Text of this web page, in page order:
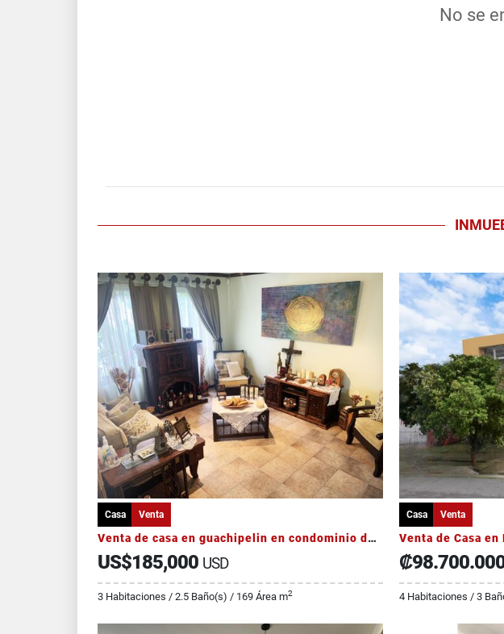
No se
Casa Venta
Venta de casa en guachipelin en condominio de 6 casas
US$185,000 USD
3 Habitaciones / 2.5 Baño(s) / 169 Área m2
Casa Venta
4 Habitaciones / 3